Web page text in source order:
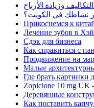
وزيادة الأرباح
نشاطك في الكويت؟
Прикоснемся к
Лечение зубов в
Сдэк для бизнеса
Как справиться с
Продвижение на
Малые
Где брать картинки
Zopiclone 10 mg UK
Деревянные
Как поставить